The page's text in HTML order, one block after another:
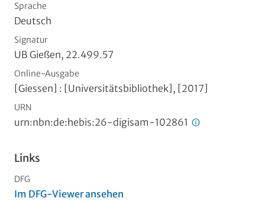
Sprache
Deutsch
Signatur
UB Gießen, 22.499.57
Online-Ausgabe
[Giessen] : [Universitätsbibliothek], [2017]
URN
urn:nbn:de:hebis:26-digisam-102861
Links
DFG
Im DFG-Viewer ansehen